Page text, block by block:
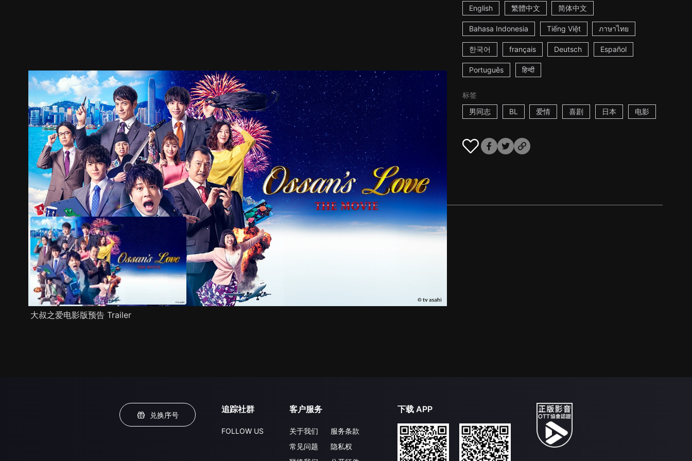
English 繁體中文 简体中文
Bahasa Indonesia Tiếng Việt ภาษาไทย
한국어 français Deutsch Español
Português हिन्दी
标签
男同志
BL 爱情 喜剧 日本 电影
预告 剧照 推荐影片 剧情介绍
大叔之爱电影版预告 Trailer
兑换序号
追踪社群
FOLLOW US
客户服务
关于我们
常见问题
服务条款
隐私权
下载 APP